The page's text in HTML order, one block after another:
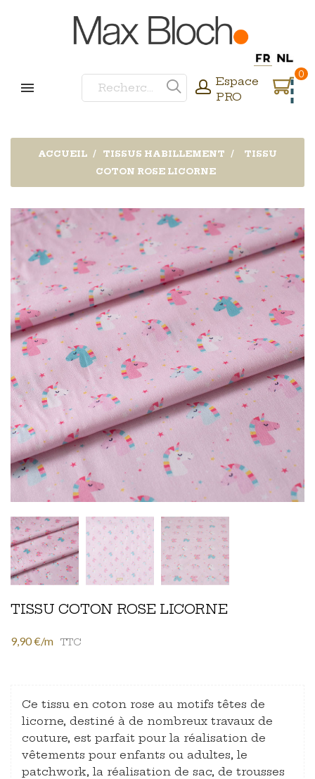
Espace
PRO
0
ACCUEIL TISSUS HABILLEMENT
TISSU
COTON ROSE LICORNE
TISSU COTON ROSE LICORNE
9,90 €/m TTC
Ce tissu en coton rose au motifs têtes de
licorne, destiné à de nombreux travaux de
couture, est parfait pour la réalisation de
vêtements pour enfants ou adultes, le
patchwork, la réalisation de sac, de trousses